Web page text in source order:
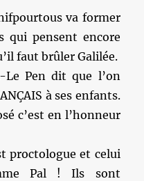
va former
qui pensent encore
faut brûler Galilée.
Pen dit que l’on
à ses enfants.
c’est en l’honneur
proctologue et celui
Pal ! Ils sont